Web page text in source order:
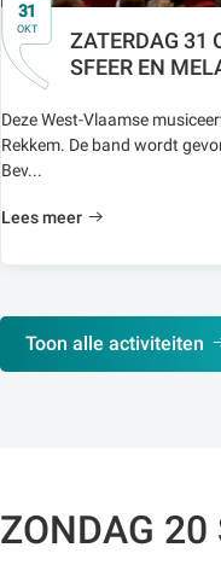
31
OKT
ZATERDAG 31
SFEER EN
Deze West-Vlaamse
Rekkem. De band wordt
Bev...
Lees meer
Toon alle activiteiten
ZONDAG 20